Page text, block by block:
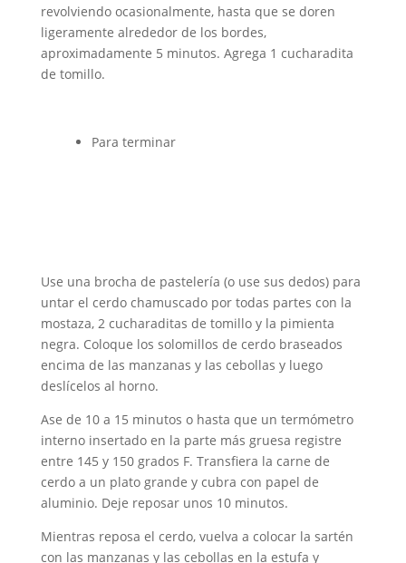
revolviendo ocasionalmente, hasta que se doren
ligeramente alrededor de los bordes,
aproximadamente 5 minutos. Agrega 1 cucharadita
de tomillo.
Para terminar
Use una brocha de pastelería (o use sus dedos) para
untar el cerdo chamuscado por todas partes con la
mostaza, 2 cucharaditas de tomillo y la pimienta
negra. Coloque los solomillos de cerdo braseados
encima de las manzanas y las cebollas y luego
deslícelos al horno.
Ase de 10 a 15 minutos o hasta que un termómetro
interno insertado en la parte más gruesa registre
entre 145 y 150 grados F. Transfiera la carne de
cerdo a un plato grande y cubra con papel de
aluminio. Deje reposar unos 10 minutos.
Mientras reposa el cerdo, vuelva a colocar la sartén
con las manzanas y las cebollas en la estufa y